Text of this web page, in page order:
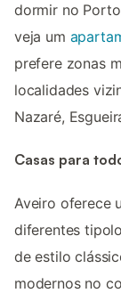
dormir no
veja um
prefere zonas
localidades
Nazaré,
Casas para
Aveiro oferece
diferentes
de estilo
modernos no